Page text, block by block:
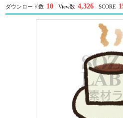
ダウンロード数 10 View数 4,326 SCORE